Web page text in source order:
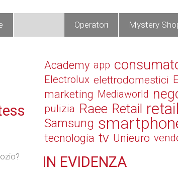
Operatori Mystery
Academy app
Electrolux elettrodomestici
marketing Mediaworld
pulizia Raee Retail
Samsung
tecnologia tv Unieuro
IN EVIDENZA